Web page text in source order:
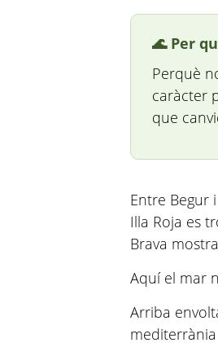
🌊 Per
Perquè
caràcter
que
Entre Begur
Illa Roja es
Brava
Aquí el mar
Arriba